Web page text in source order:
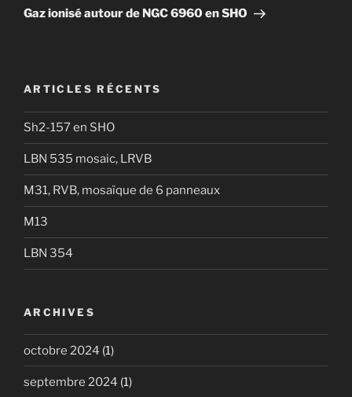
suivant
Gaz ionisé autour de NGC 6960 en SHO
ARTICLES RÉCENTS
Sh2-157 en SHO
LBN 535 mosaic, LRVB
M31, RVB, mosaïque de 6 panneaux
M13
LBN 354
ARCHIVES
octobre 2024 (1)
septembre 2024 (1)